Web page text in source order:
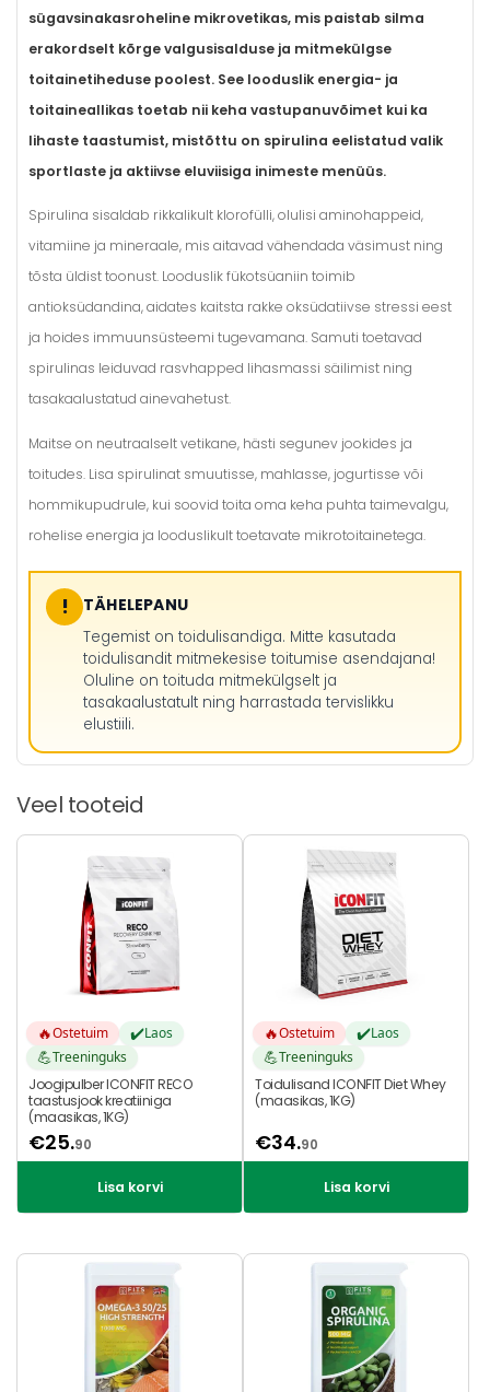
sügavsinakasroheline mikrovetikas, mis paistab silma
erakordselt kõrge valgusisalduse ja mitmekülgse
toitainetiheduse poolest. See looduslik energia- ja
toitaineallikas toetab nii keha vastupanuvõimet kui ka
lihaste taastumist, mistõttu on spirulina eelistatud valik
sportlaste ja aktiivse eluviisiga inimeste menüüs.
Spirulina sisaldab rikkalikult klorofülli, olulisi aminohappeid,
vitamiine ja mineraale, mis aitavad vähendada väsimust ning
tõsta üldist toonust. Looduslik fükotsüaniin toimib
antioksüdandina, aidates kaitsta rakke oksüdatiivse stressi eest
ja hoides immuunsüsteemi tugevamana. Samuti toetavad
spirulinas leiduvad rasvhapped lihasmassi säilimist ning
tasakaalustatud ainevahetust.
Maitse on neutraalselt vetikane, hästi segunev jookides ja
toitudes. Lisa spirulinat smuutisse, mahlasse, jogurtisse või
hommikupudrule, kui soovid toita oma keha puhta taimevalgu,
rohelise energia ja looduslikult toetavate mikrotoitainetega.
! TÄHELEPANU
Tegemist on toidulisandiga. Mitte kasutada
toidulisandit mitmekesise toitumise asendajana!
Oluline on toituda mitmekülgselt ja
tasakaalustatult ning harrastada tervislikku
elustiili.
Veel tooteid
🔥Ostetuim ✔️Laos
💪Treeninguks
Joogipulber ICONFIT RECO
taastusjook kreatiiniga
(maasikas, 1KG)
€25.90
Lisa korvi
🔥Ostetuim ✔️Laos
💪Treeninguks
Toidulisand ICONFIT Diet Whey
(maasikas, 1KG)
€34.90
Lisa korvi